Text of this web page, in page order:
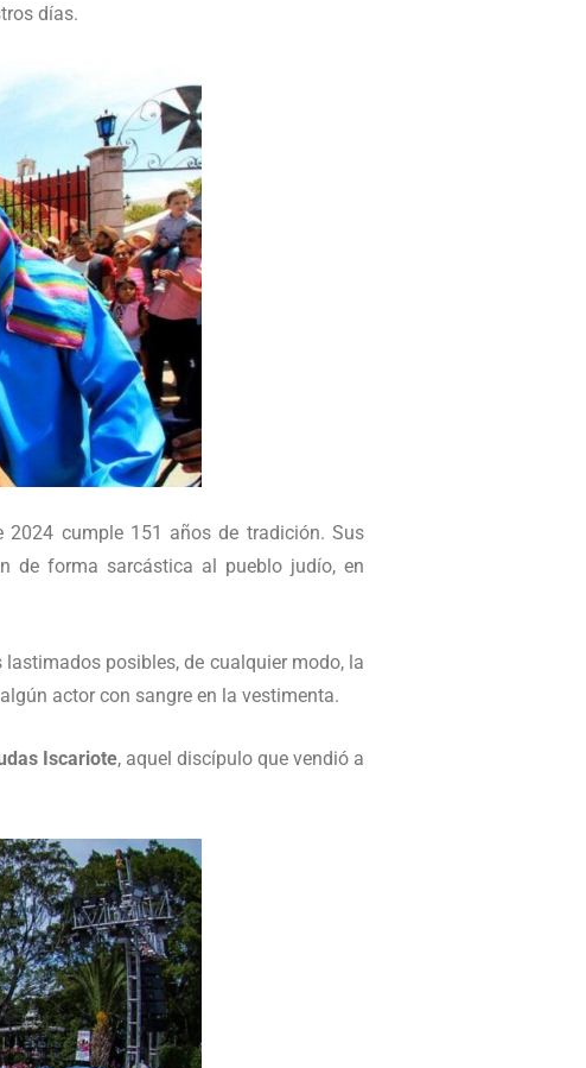
días.
2024 cumple 151 años de tradición. Sus
de forma sarcástica al pueblo judío, en
posibles, de cualquier modo, la
actor con sangre en la vestimenta.
Iscariote, aquel discípulo que vendió a